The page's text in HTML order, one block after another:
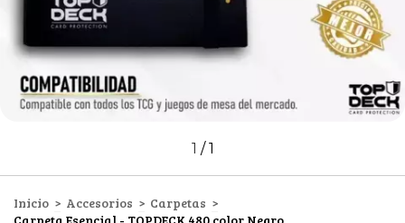
1 /1
Inicio > Accesorios > Carpetas >